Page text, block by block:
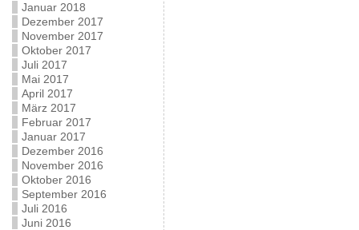
Januar 2018
Dezember 2017
November 2017
Oktober 2017
Juli 2017
Mai 2017
April 2017
März 2017
Februar 2017
Januar 2017
Dezember 2016
November 2016
Oktober 2016
September 2016
Juli 2016
Juni 2016